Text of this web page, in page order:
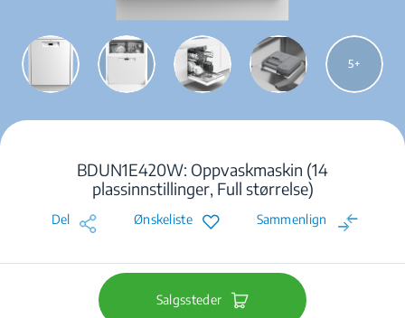
5
BDUN1E420W: Oppvaskmaskin (14
plassinnstillinger, Full størrelse)
Del Ønskeliste Sammenlign
Salgssteder